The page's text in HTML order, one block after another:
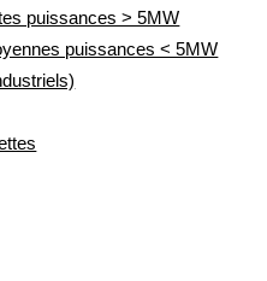
puissances > 5MW
puissances < 5MW